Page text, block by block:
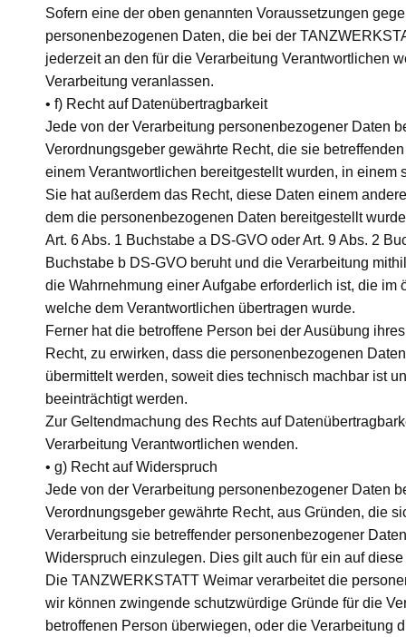
Sofern eine der oben genannten Voraussetzungen
personenbezogenen Daten, die bei der
jederzeit an den für die Verarbeitung Verantwortlichen
Verarbeitung veranlassen.
• f) Recht auf Datenübertragbarkeit
Jede von der Verarbeitung personenbezogener Daten
Verordnungsgeber gewährte Recht, die sie
einem Verantwortlichen bereitgestellt wurden, in
Sie hat außerdem das Recht, diese Daten einem
dem die personenbezogenen Daten bereitgestellt
Art. 6 Abs. 1 Buchstabe a DS-GVO oder Art. 9 Abs. 2
Buchstabe b DS-GVO beruht und die Verarbeitung
die Wahrnehmung einer Aufgabe erforderlich ist, die
welche dem Verantwortlichen übertragen wurde.
Ferner hat die betroffene Person bei der Ausübung
Recht, zu erwirken, dass die personenbezogenen
übermittelt werden, soweit dies technisch machbar ist
beeinträchtigt werden.
Zur Geltendmachung des Rechts auf
Verarbeitung Verantwortlichen wenden.
• g) Recht auf Widerspruch
Jede von der Verarbeitung personenbezogener Daten
Verordnungsgeber gewährte Recht, aus Gründen, die
Verarbeitung sie betreffender personenbezogener
Widerspruch einzulegen. Dies gilt auch für ein auf
Die TANZWERKSTATT Weimar verarbeitet die
wir können zwingende schutzwürdige Gründe für die
betroffenen Person überwiegen, oder die Verarbeitung